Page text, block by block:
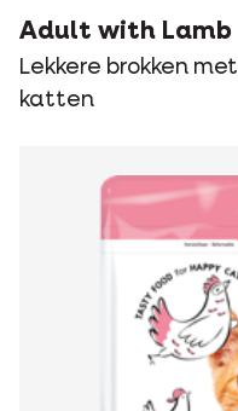
Adult with Lamb
Lekkere brokken
katten